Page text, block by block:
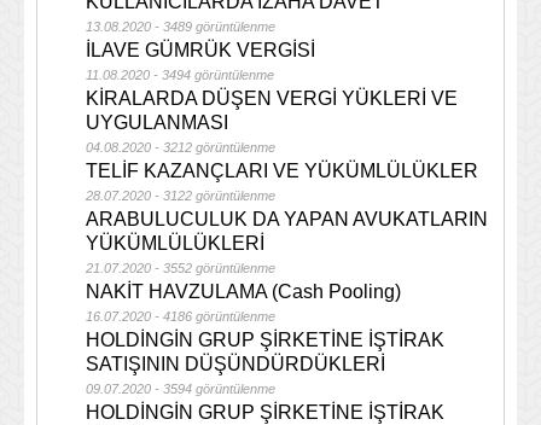
13.08.2020 - 3489 görüntülenme
İLAVE GÜMRÜK VERGİSİ
11.08.2020 - 3494 görüntülenme
KİRALARDA DÜŞEN VERGİ YÜKLERİ VE
UYGULANMASI
04.08.2020 - 3212 görüntülenme
TELİF KAZANÇLARI VE YÜKÜMLÜLÜKLER
28.07.2020 - 3122 görüntülenme
ARABULUCULUK DA YAPAN AVUKATLARIN
YÜKÜMLÜLÜKLERİ
21.07.2020 - 3552 görüntülenme
NAKİT HAVZULAMA (Cash Pooling)
16.07.2020 - 4186 görüntülenme
HOLDİNGİN GRUP ŞİRKETİNE İŞTİRAK
SATIŞININ DÜŞÜNDÜRDÜKLERİ
09.07.2020 - 3594 görüntülenme
HOLDİNGİN GRUP ŞİRKETİNE İŞTİRAK